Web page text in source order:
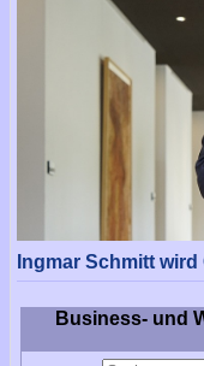
Ingmar Schmitt
Business- und